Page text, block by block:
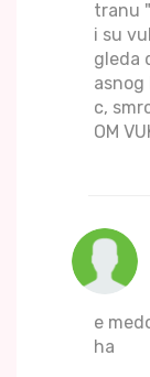
tranu
i su
gleda
asnog
c,
OM
e
ha